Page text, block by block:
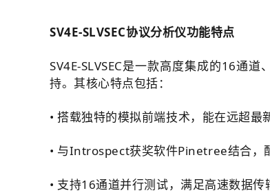
SV4E-SLVSEC协议分析仪功能特点
SV4E-SLVSEC是一款高度集成的16通
持。其核心特点包括：
• 搭载独特的模拟前端技术，能在远超最
• 与Introspect获奖软件Pinetree结合，
• 支持16通道并行测试，满足高速数据传